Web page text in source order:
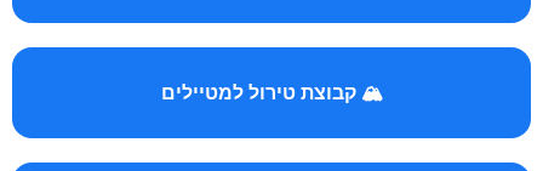
🏔️ קבוצת טירול למטיילים